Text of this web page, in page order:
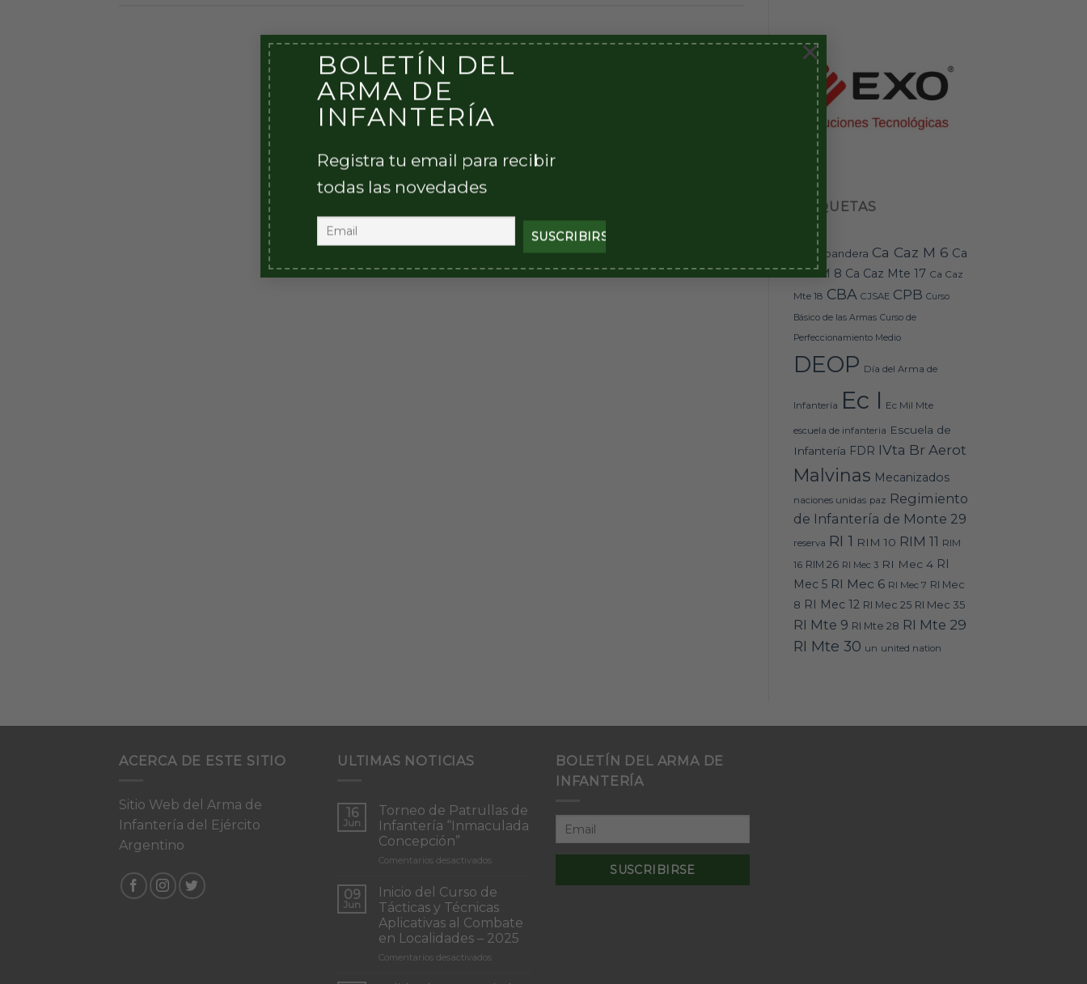
BOLETÍN DEL
ARMA DE
INFANTERÍA
Registra tu email para recibir
todas las novedades
×
ETIQUETAS
BAI-11 bandera Ca Caz M 6 Ca
Caz M 8 Ca Caz Mte 17 Ca Caz
Mte 18 CBA CJSAE CPB Curso
Básico de las Armas Curso de
Perfeccionamiento Medio
DEOP Día del Arma de
Infantería Ec I Ec Mil Mte
escuela de infanteria Escuela de
Infantería FDR IVta Br Aerot
Malvinas Mecanizados
naciones unidas paz Regimiento
de Infantería de Monte 29
reserva RI 1 RIM 10 RIM 11 RIM
16 RIM 26 RI Mec 3 RI Mec 4 RI
Mec 5 RI Mec 6 RI Mec 7 RI Mec
8 RI Mec 12 RI Mec 25 RI Mec 35
RI Mte 9 RI Mte 28 RI Mte 29
RI Mte 30 un united nation
ACERCA DE ESTE SITIO
Sitio Web del Arma de
Infantería del Ejército
Argentino
ULTIMAS NOTICIAS
16
Jun
Torneo de Patrullas de
Infantería “Inmaculada
Concepción”
Comentarios desactivadosen
de
de
Infantería
“Inmaculada
09
Jun
Inicio del Curso de
Tácticas y Técnicas
Aplicativas al Combate
en Localidades – 2025
Comentarios desactivadosen
BOLETÍN DEL ARMA DE
INFANTERÍA